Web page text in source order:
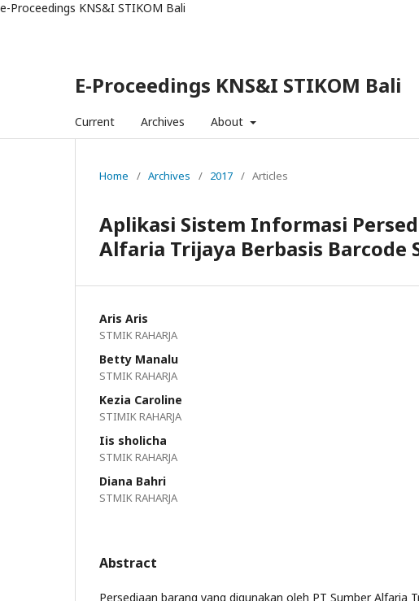
e-Proceedings KNS&I STIKOM Bali
E-Proceedings KNS&I STIKOM Bali
Current Archives About
Home / Archives / 2017 / Articles
Aplikasi Sistem Informasi
Alfaria Trijaya Berbasis Barcode
Aris Aris
STMIK RAHARJA
Betty Manalu
STMIK RAHARJA
Kezia Caroline
STIMIK RAHARJA
Iis sholicha
STMIK RAHARJA
Diana Bahri
STMIK RAHARJA
Abstract
Persediaan barang yang digunakan oleh PT Sumber Alfaria